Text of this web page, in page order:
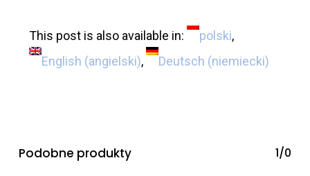
This post is also available in:
polski
English (angielski) Deutsch (niemiecki)
Podobne produkty 1/0